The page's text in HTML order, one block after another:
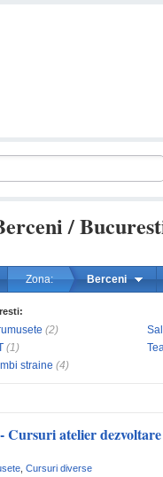
/
Zona: Berceni
(2)
(1)
straine (4)
atelier
Cursuri diverse